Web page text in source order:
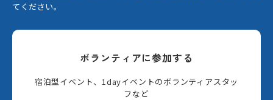
てください。
ボランティアに参加する
宿泊型イベント、1dayイベントのボランティアスタッ
フなど